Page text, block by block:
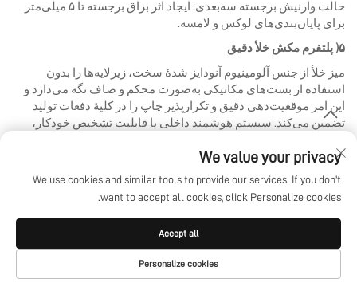
حالت وارنیش برجسته سه‌بعدی: ایجاد اثر براق برجسته تا ۵ میلی‌متر
برای پایان‌بندی‌های لوکس و لامسه.
۵) پلتفرم مکش خلأ دقیق
میز خلأ از جنس آلومینیوم آنودایز شدهٔ سخت، زیرلایه‌ها را بدون
استفاده از بست‌های مکانیکی به‌صورت محکم و صاف نگه می‌دارد و
این امر موقعیت‌دهی دقیق و تکرارپذیر چاپ را در کلیهٔ دفعات تولید
تضمین می‌کند. سیستم هوشمند داخلی با قابلیت تشخیص خودکار،
جلوگیری شود و چاپ ایمن روی اشیاء با سطوح ناهموار را ممکن
سازد.
۶) بسته نرم‌افزاری هوشمند RIP
امکان تنظیم پروفایل رنگی، مدیریت لایه‌های جوهر سفید، قراردهی
We value your privacy
We use cookies and similar tools to provide our services. If you don't
want to accept all cookies, click Personalize cookies.
Personalize cookies
Accept all